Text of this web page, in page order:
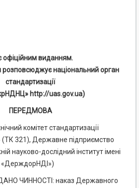
офіційним виданням.
розповсюджує національний орган
стандартизації
http://uas.gov.ua)
ПЕРЕДМОВА
комітет стандартизації
(ТК 321), Державне підприємство
науково-дослідний інститут імені
«ДерждорНДІ»)
ЧИННОСТІ: наказ Державного